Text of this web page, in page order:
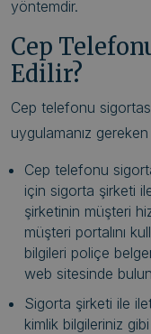
yöntemdir.
Cep
Edilir?
Cep telefonu
uygulamanız
Cep telefonu
için sigorta şirketi
şirketinin müşteri
müşteri portalını
bilgileri poliçe
web sitesinde
Sigorta şirketi ile
kimlik bilgileriniz